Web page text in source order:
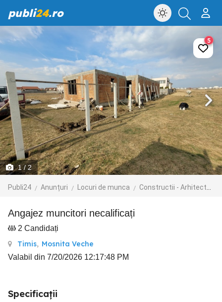
publi24.ro
1/ 2
Publi24 Anunțuri Locuri de munca Constructii - Arhitectura - Design
5
Angajez muncitori necalificați
2 Candidați
Timis, Mosnita Veche
Valabil din 7/20/2026 12:17:48 PM
Specificații